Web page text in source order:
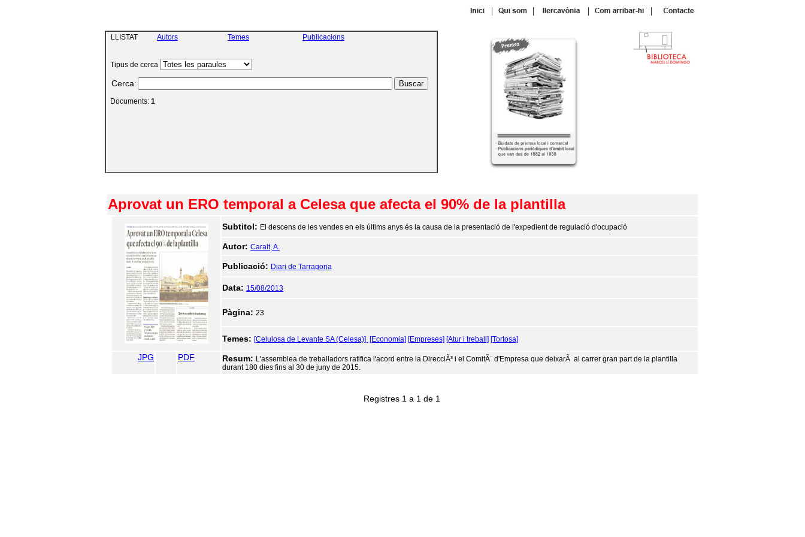
| | | |
LLISTAT Autors Temes Publicacions
Tipus de cerca
Cerca:
Documents: 1
Aprovat un ERO temporal a Celesa que afecta el 90% de la plantilla
Subtitol: El descens de les vendes en els últims anys és la causa de la presentació de l'expedient de regulació d'ocupació
Autor: Caralt, A.
Publicació: Diari de Tarragona
Data: 15/08/2013
Pàgina: 23
Temes: [Celulosa de Levante SA (Celesa)] [Economia] [Empreses] [Atur i treball] [Tortosa]
JPG PDF Resum: L'assemblea de treballadors ratifica l'acord entre la DirecciÃ³ i el ComitÃ¨ d'Empresa que deixarÃ al carrer gran part de la plantilla
durant 180 dies fins al 30 de juny de 2015.
Registres 1 a 1 de 1